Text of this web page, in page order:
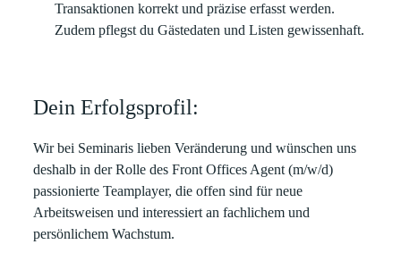
Transaktionen korrekt und präzise erfasst werden.
Zudem pflegst du Gästedaten und Listen gewissenhaft.
Dein Erfolgsprofil:
Wir bei Seminaris lieben Veränderung und wünschen uns
deshalb in der Rolle des Front Offices Agent (m/w/d)
passionierte Teamplayer, die offen sind für neue
Arbeitsweisen und interessiert an fachlichem und
persönlichem Wachstum.